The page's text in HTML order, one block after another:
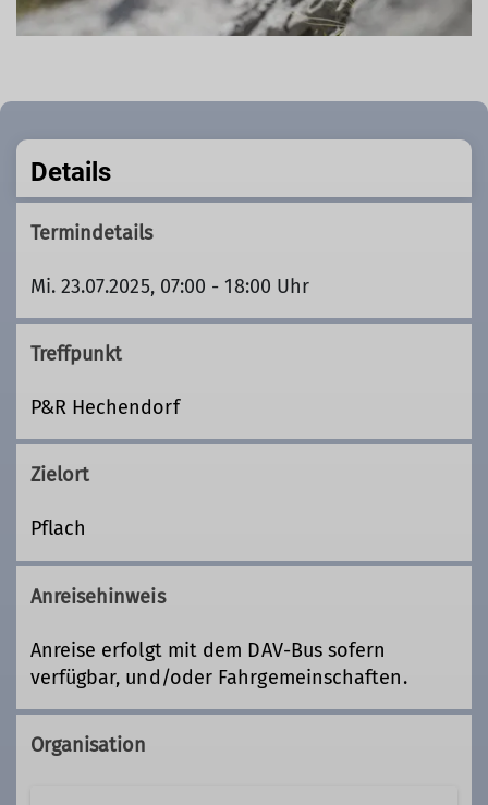
Details
Termindetails
Mi. 23.07.2025, 07:00 - 18:00 Uhr
Treffpunkt
P&R Hechendorf
Zielort
Pflach
Anreisehinweis
Anreise erfolgt mit dem DAV-Bus sofern
verfügbar, und/oder Fahrgemeinschaften.
Organisation